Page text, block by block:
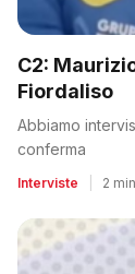
C2:
Fiordaliso
Abbiamo
conferma
Interviste 2